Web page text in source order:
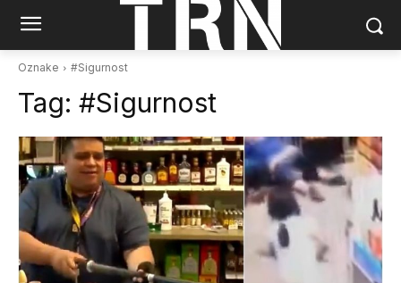
Oznake #Sigurnost
Tag: #Sigurnost